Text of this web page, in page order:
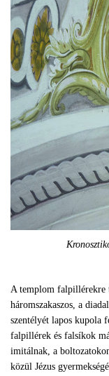
A templom falpillérekre
háromszakaszos, a
szentélyét lapos kupola
falpillérek és falsíkok
imitálnak, a
közül Jézus